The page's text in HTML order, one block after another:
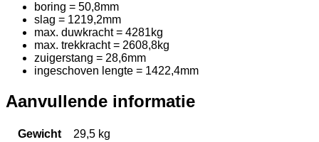
boring = 50,8mm
slag = 1219,2mm
max. duwkracht = 4281kg
max. trekkracht = 2608,8kg
zuigerstang = 28,6mm
ingeschoven lengte = 1422,4mm
Aanvullende informatie
Gewicht
29,5 kg